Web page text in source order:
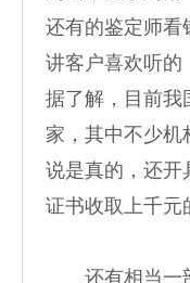
还有的鉴定师看
讲客户喜欢听的
据了解，目前我
家，其中不少机
说是真的，还开
证书收取上千元
还有相当一部